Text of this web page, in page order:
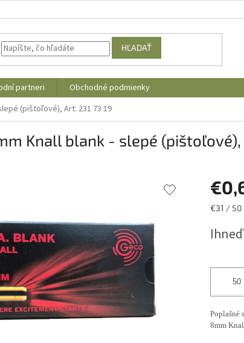
HĽADAŤ
partneri
Obchodné podmienky
(pištoľové), Art: 231 73 19
Knall blank - slepé (pištoľové),
€31 / 50
Poplašné
8mm